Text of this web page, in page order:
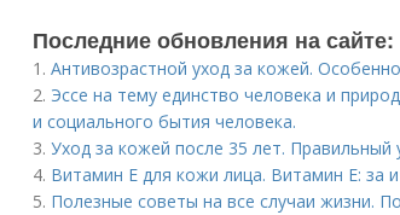
Последние обновления на сайте:
1. Антивозрастной уход за кожей.
2. Эссе на тему единство человека и
и социального бытия человека.
3. Уход за кожей после 35 лет.
4. Витамин E для кожи лица. Витамин Е: за
5. Полезные советы на все случаи жизни.